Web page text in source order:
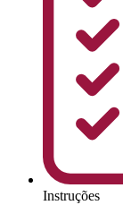
Instruções